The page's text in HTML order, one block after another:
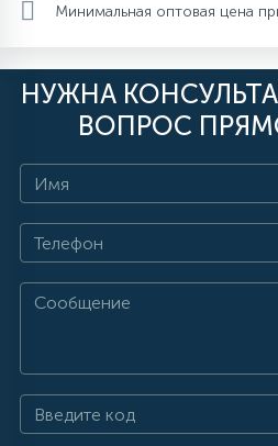
Минимальная оптовая цена
НУЖНА
ВОПРОС